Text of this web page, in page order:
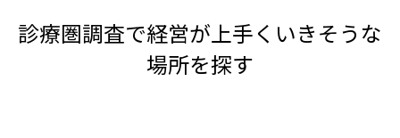
診療圏調査で経営が上手くいきそうな
場所を探す